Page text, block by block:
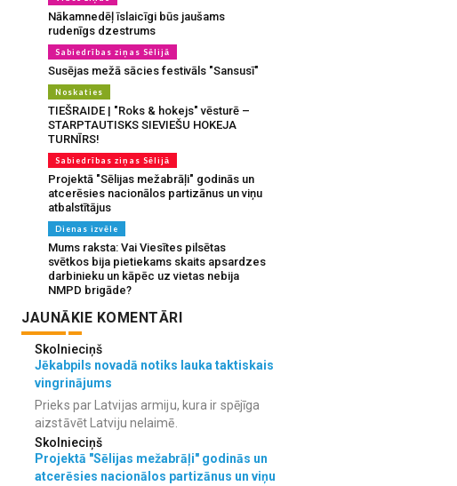
Nākamnedēļ īslaicīgi būs jaušams
rudenīgs dzestrums
Sabiedrības ziņas Sēlijā
Susējas mežā sācies festivāls "Sansusī"
Noskaties
TIEŠRAIDE | "Roks & hokejs" vēsturē –
STARPTAUTISKS SIEVIEŠU HOKEJA
TURNĪRS!
Sabiedrības ziņas Sēlijā
Projektā "Sēlijas mežabrāļi" godinās un
atcerēsies nacionālos partizānus un viņu
atbalstītājus
Dienas izvēle
Mums raksta: Vai Viesītes pilsētas
svētkos bija pietiekams skaits apsardzes
darbinieku un kāpēc uz vietas nebija
NMPD brigāde?
JAUNĀKIE KOMENTĀRI
Skolnieciņš
Jēkabpils novadā notiks lauka taktiskais
vingrinājums
Prieks par Latvijas armiju, kura ir spējīga
aizstāvēt Latviju nelaimē.
Skolnieciņš
Projektā "Sēlijas mežabrāļi" godinās un
atcerēsies nacionālos partizānus un viņu